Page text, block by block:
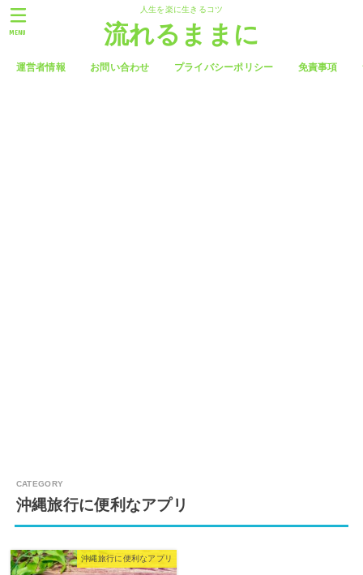
人生を楽に生きるコツ
流れるままに
運営者情報 お問い合わせ プライバシーポリシー 免責事項
MENU
沖縄旅行に便利なアプリ
沖縄旅行に便利なアプリ